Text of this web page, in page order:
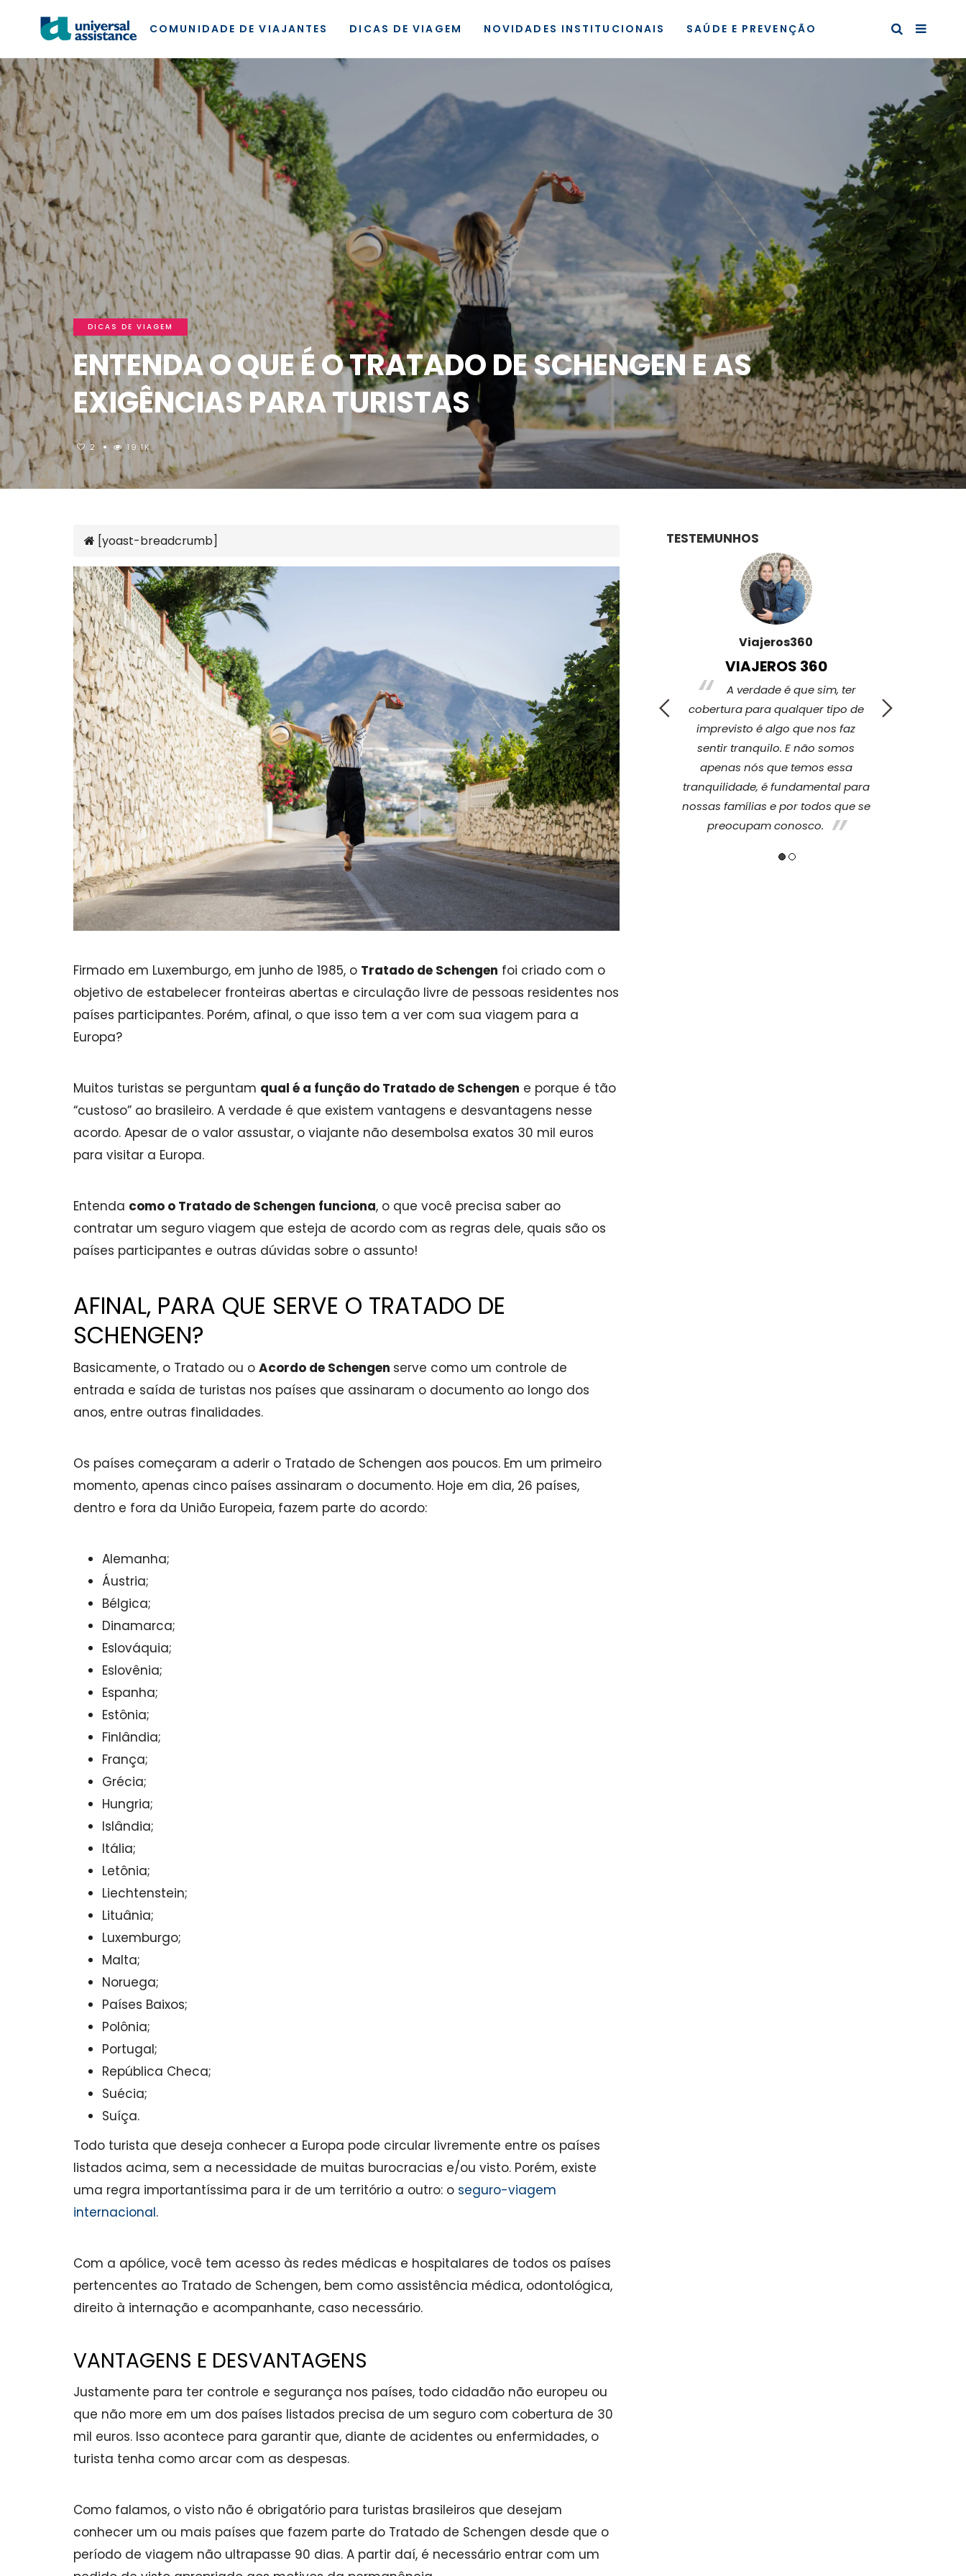
COMUNIDADE DE VIAJANTES DICAS DE VIAGEM NOVIDADES INSTITUCIONAIS SAÚDE E PREVENÇÃO
DICAS DE VIAGEM
ENTENDA O QUE É O TRATADO DE SCHENGEN E AS
EXIGÊNCIAS PARA TURISTAS
2 19.1K
[yoast-breadcrumb]
Firmado em Luxemburgo, em junho de 1985, o Tratado de Schengen foi criado com o
objetivo de estabelecer fronteiras abertas e circulação livre de pessoas residentes nos
países participantes. Porém, afinal, o que isso tem a ver com sua viagem para a
Europa?
Muitos turistas se perguntam qual é a função do Tratado de Schengen e porque é tão
“custoso” ao brasileiro. A verdade é que existem vantagens e desvantagens nesse
acordo. Apesar de o valor assustar, o viajante não desembolsa exatos 30 mil euros
para visitar a Europa.
Entenda como o Tratado de Schengen funciona, o que você precisa saber ao
contratar um seguro viagem que esteja de acordo com as regras dele, quais são os
países participantes e outras dúvidas sobre o assunto!
AFINAL, PARA QUE SERVE O TRATADO DE
SCHENGEN?
Basicamente, o Tratado ou o Acordo de Schengen serve como um controle de
entrada e saída de turistas nos países que assinaram o documento ao longo dos
anos, entre outras finalidades.
Os países começaram a aderir o Tratado de Schengen aos poucos. Em um primeiro
momento, apenas cinco países assinaram o documento. Hoje em dia, 26 países,
dentro e fora da União Europeia, fazem parte do acordo:
Alemanha;
Áustria;
Bélgica;
Dinamarca;
Eslováquia;
Eslovênia;
Espanha;
Estônia;
Finlândia;
França;
Grécia;
Hungria;
Islândia;
Itália;
Letônia;
Liechtenstein;
Lituânia;
Luxemburgo;
Malta;
Noruega;
Países Baixos;
Polônia;
Portugal;
República Checa;
Suécia;
Suíça.
Todo turista que deseja conhecer a Europa pode circular livremente entre os países
listados acima, sem a necessidade de muitas burocracias e/ou visto. Porém, existe
uma regra importantíssima para ir de um território a outro: o seguro-viagem
internacional.
Com a apólice, você tem acesso às redes médicas e hospitalares de todos os países
pertencentes ao Tratado de Schengen, bem como assistência médica, odontológica,
direito à internação e acompanhante, caso necessário.
VANTAGENS E DESVANTAGENS
Justamente para ter controle e segurança nos países, todo cidadão não europeu ou
que não more em um dos países listados precisa de um seguro com cobertura de 30
mil euros. Isso acontece para garantir que, diante de acidentes ou enfermidades, o
turista tenha como arcar com as despesas.
Como falamos, o visto não é obrigatório para turistas brasileiros que desejam
conhecer um ou mais países que fazem parte do Tratado de Schengen desde que o
período de viagem não ultrapasse 90 dias. A partir daí, é necessário entrar com um
TESTEMUNHOS
Destinoriente
DESTINORIENTE
"Você pode viajar pelo
mundo e, às vezes, ter menos ou
mais, mas viajar SEM seguro
viagem nunca pode ser uma
opção, é uma daquelas coisas que
você sempre deve ter, mas espera
nunca precisar usar".
Viajeros360
VIAJEROS 360
A verdade é que sim, ter
cobertura para qualquer tipo de
imprevisto é algo que nos faz
sentir tranquilo. E não somos
apenas nós que temos essa
tranquilidade, é fundamental para
nossas famílias e por todos que se
preocupam conosco.